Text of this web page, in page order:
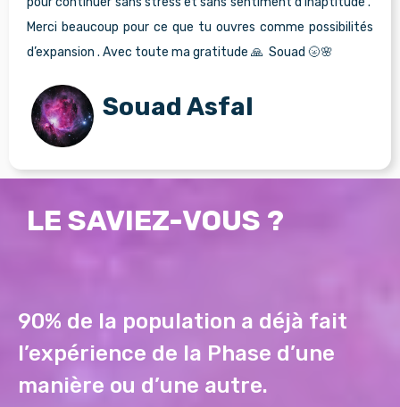
Merci beaucoup pour ce que tu ouvres comme possibilités
d’expansion . Avec toute ma gratitude 🙏 Souad 🌝🌸
Souad Asfal
LE SAVIEZ-VOUS ?
90% de la population a déjà fait
l’expérience de la Phase d’une
manière ou d’une autre.